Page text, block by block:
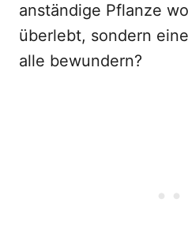
anständige Pflanze
überlebt, sondern
alle bewundern?